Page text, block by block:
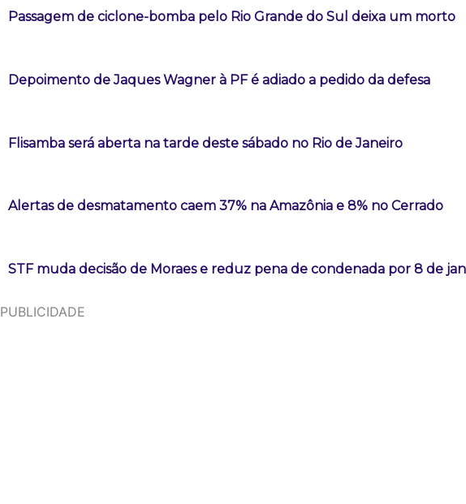
Passagem de ciclone-bomba pelo Rio Grande do Sul deixa um morto
Depoimento de Jaques Wagner à PF é adiado a pedido da defesa
Flisamba será aberta na tarde deste sábado no Rio de Janeiro
Alertas de desmatamento caem 37% na Amazônia e 8% no Cerrado
STF muda decisão de Moraes e reduz pena de condenada por 8 de
PUBLICIDADE